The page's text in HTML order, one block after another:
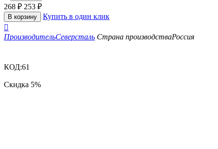
268 ₽ 253 ₽
В корзину
Купить в один клик

ПроизводительСеверсталь Страна производстваРоссия
КОД:61
Скидка 5%